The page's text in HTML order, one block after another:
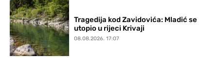
Tragedija kod Zavidovića: Mladić se
utopio u rijeci Krivaji
08.08.2026. 17:07